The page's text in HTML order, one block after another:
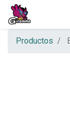
Productos